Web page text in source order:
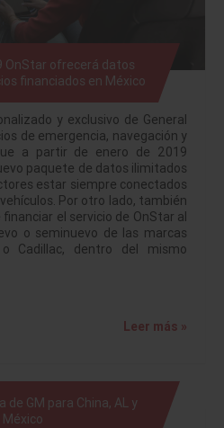
OnStar ofrecerá datos
financiados en México
y exclusivo de General
de emergencia, navegación y
a partir de enero de 2019
paquete de datos ilimitados
estar siempre conectados
Por otro lado, también
el servicio de OnStar al
o seminuevo de las marcas
o Cadillac, dentro del mismo
Leer más »
GM para China, AL y
México